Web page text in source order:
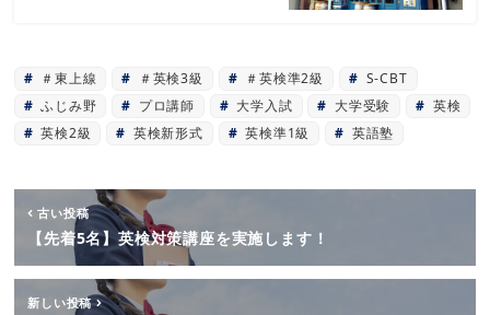
＃東上線 ＃英検3級 ＃英検準2級
S-CBT
ふじみ野
プロ講師 大学入試 大学受験
英検
英検2級
英検新形式 英検準1級 英語塾
古い投稿
【先着5名】英検対策講座を実施します！
新しい投稿